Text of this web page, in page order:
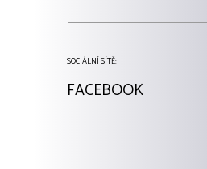
SOCIÁLNÍ SÍTĚ:
FACEBOOK